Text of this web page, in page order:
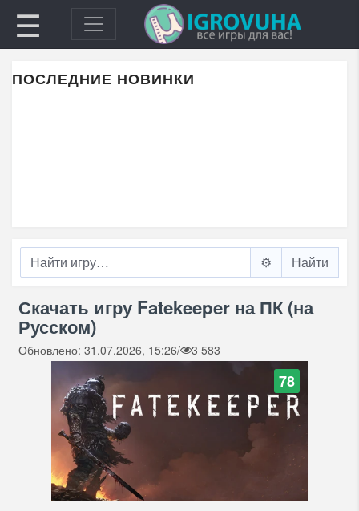
☰
ПОСЛЕДНИЕ НОВИНКИ
⚙️
Скачать игру Fatekeeper на ПК (на
Русском)
Обновлено: 31.07.2026, 15:26/ 3 583
78